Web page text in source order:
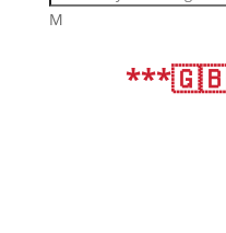
M
***🇬🇧